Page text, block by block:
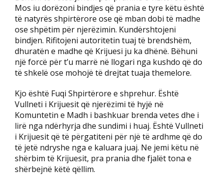
Mos iu dorëzoni bindjes që prania e tyre këtu është
të natyrës shpirtërore ose që mban dobi të madhe
ose shpëtim për njerëzimin. Kundërshtojeni
bindjen. Rifitojeni autoritetin tuaj të brendshëm,
dhuratën e madhe që Krijuesi ju ka dhënë. Bëhuni
një forcë për t’u marrë në llogari nga kushdo që do
të shkelë ose mohojë të drejtat tuaja themelore.
Kjo është Fuqi Shpirtërore e shprehur. Është
Vullneti i Krijuesit që njerëzimi të hyjë në
Komuntetin e Madh i bashkuar brenda vetes dhe i
lirë nga ndërhyrja dhe sundimi i huaj. Është Vullneti
i Krijuesit që të përgatiteni për një të ardhme që do
të jetë ndryshe nga e kaluara juaj. Ne jemi këtu në
shërbim të Krijuesit, pra prania dhe fjalët tona e
shërbejnë këtë qëllim.